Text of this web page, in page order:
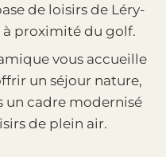
de loisirs de Léry-
à proximité du golf.
vous accueille
un séjour nature,
un cadre modernisé
de plein air.